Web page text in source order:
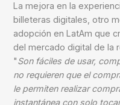
La mejora en la
billeteras digitales, otro
adopción en LatAm que
del mercado digital de la
"Son fáciles de usar,
no requieren que el
le permiten realizar
instantánea con solo